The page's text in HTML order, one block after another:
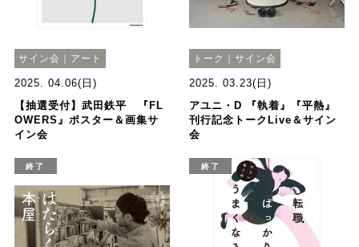
サイン会｜アート
2025. 04.06(日)
【抽選受付】武田鉄平 『FL
OWERS』ポスター＆画集サ
イン会
トーク｜サイン会
2025. 03.23(日)
アユニ・D 『執着』『平熱』
刊行記念トークLive＆サイン
会
終了 終了